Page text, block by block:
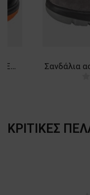
Σανδάλια εργασίας "GAMMA NEOS O1 FO SRC
ΚΡΙΤΙΚΈΣ